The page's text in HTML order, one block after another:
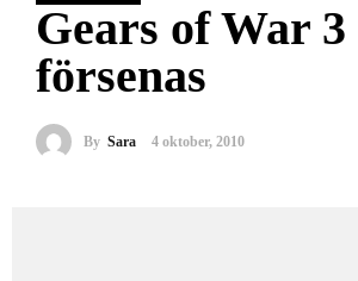
Gears of War 3
försenas
By Sara 4 oktober, 2010